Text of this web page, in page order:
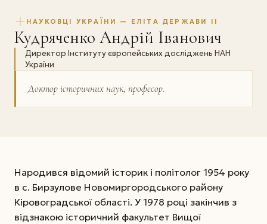
НАУКОВЦІ УКРАЇНИ — ЕЛІТА ДЕРЖАВИ II
Кудряченко Андрій Іванович
Директор Інституту європейських досліджень НАН
України
Доктор історичних наук, професор.
Народився відомий історик і політолог 1954 року
в с. Бирзулове Новомиргородського району
Кіровоградської області. У 1978 році закінчив з
відзнакою історичний факультет Вищої